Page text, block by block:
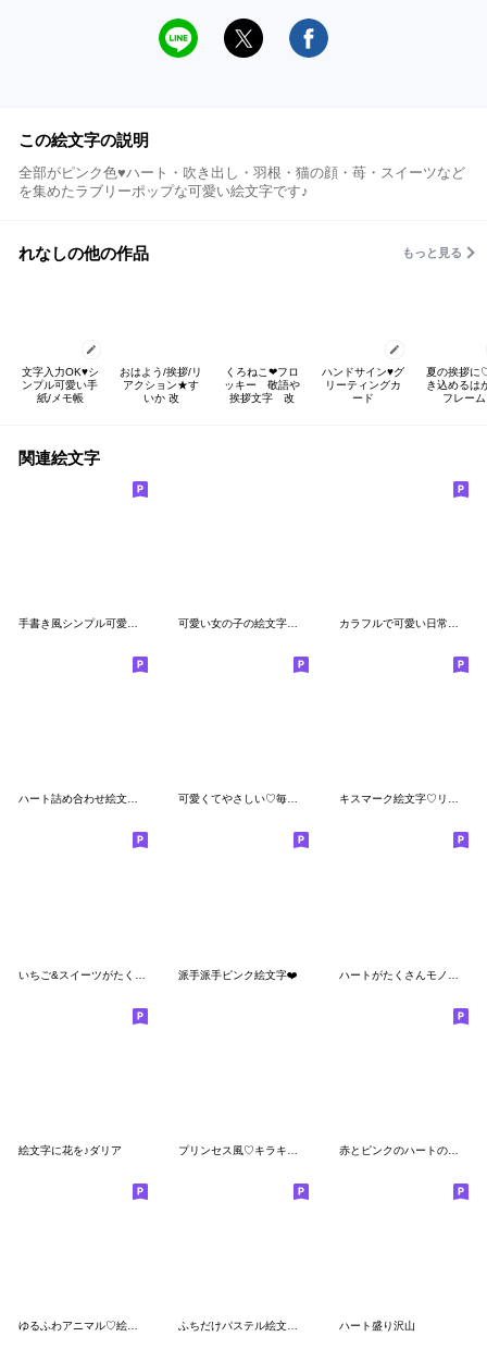
この絵文字の説明
全部がピンク色♥ハート・吹き出し・羽根・猫の顔・苺・スイーツなど
を集めたラブリーポップな可愛い絵文字です♪
れなしの他の作品 もっと見る
文字入力OK♥️シ
ンプル可愛い手
紙/メモ帳
おはよう/挨拶/リ
アクション★す
いか 改
くろねこ❤フロ
ッキー 敬語や
挨拶文字 改
ハンドサイン♥️グ
リーティングカ
ード
夏の挨拶に
き込めるは
フレーム
関連絵文字
ハート詰め合わせ絵文字♡くすみカラー 可愛くてやさしい♡毎日使える猫の絵文字2 キスマーク絵文字♡リップ
派手派手ピンク絵文字❤️
絵文字に花を♪ダリア 赤とピンクのハートの絵文字
ゆるふわアニマル♡絵文字 ふちだけパステル絵文字02 ピンク♡グレー ハート盛り沢山